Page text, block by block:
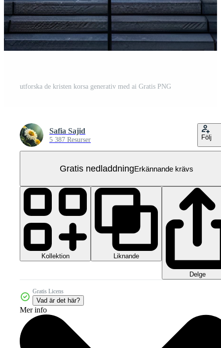
utforska de kristen korsa generativ med ai Gratis PNG
Safia Sajid
5 387 Resurser Följ
Gratis nedladdningErkännande krävs
Kollektion Liknande
Delge
Gratis Licens
Vad är det här?
Mer info